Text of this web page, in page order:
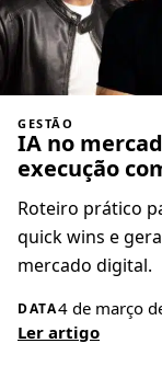
GESTÃO
IA no
execução
Roteiro prático
quick wins e
mercado digital.
DATA4 de março
Ler artigo